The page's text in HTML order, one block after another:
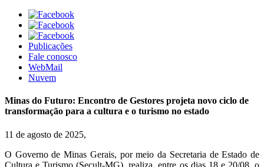
Publicações
Fale conosco
WebMail
Nuvem
Minas do Futuro: Encontro de Gestores projeta novo ciclo de
transformação para a cultura e o turismo no estado
11 de agosto de 2025,
O Governo de Minas Gerais, por meio da Secretaria de Estado de
Cultura e Turismo (Secult-MG), realiza, entre os dias 18 e 20/08, o